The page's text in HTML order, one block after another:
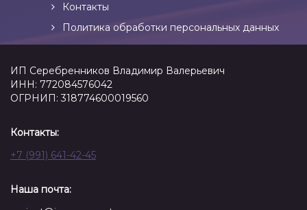
Контакты
Политика обработки персональных данных
ИП Серебренников Владимир Валерьевич
ИНН: 772084576042
ОГРНИП: 318774600019560
Контакты:
+7 (991) 641-42-45
Наша почта: